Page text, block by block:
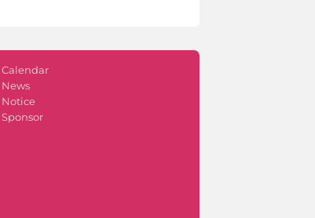
Calendar
News
Notice
Sponsor